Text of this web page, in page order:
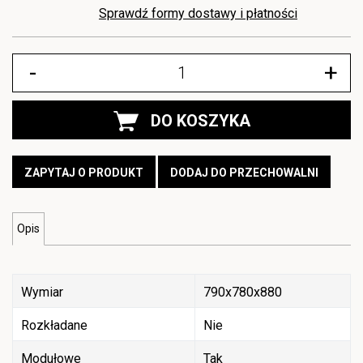
Sprawdź formy dostawy i płatności
- +
DO KOSZYKA
ZAPYTAJ O PRODUKT DODAJ DO PRZECHOWALNI
Opis
Wymiar 790x780x880
Rozkładane Nie
Modułowe Tak